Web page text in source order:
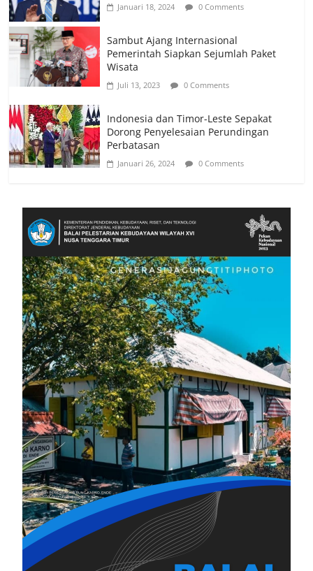
Januari 18, 2024 0 Comments
Sambut Ajang Internasional
Pemerintah Siapkan Sejumlah Paket
Wisata
Juli 13, 2023 0 Comments
Indonesia dan Timor-Leste Sepakat
Dorong Penyelesaian Perundingan
Perbatasan
Januari 26, 2024 0 Comments